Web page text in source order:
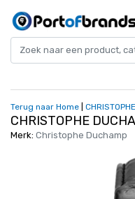
Terug naar Home
CHRISTOPHE
Merk: Christophe Duchamp